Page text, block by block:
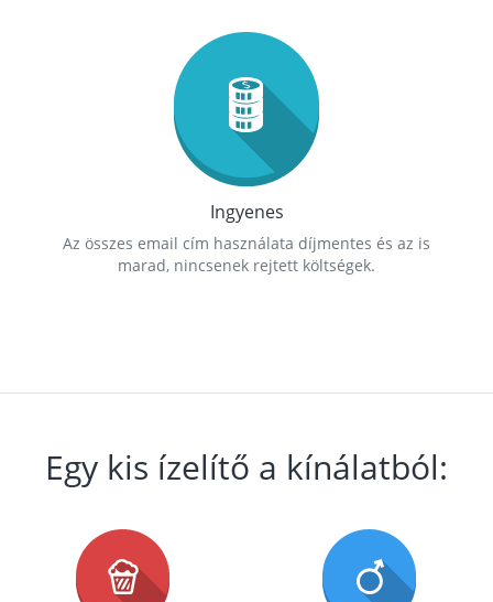
Ingyenes
Az összes email cím használata díjmentes és az is
marad, nincsenek rejtett költségek.
Egy kis ízelítő a kínálatból: